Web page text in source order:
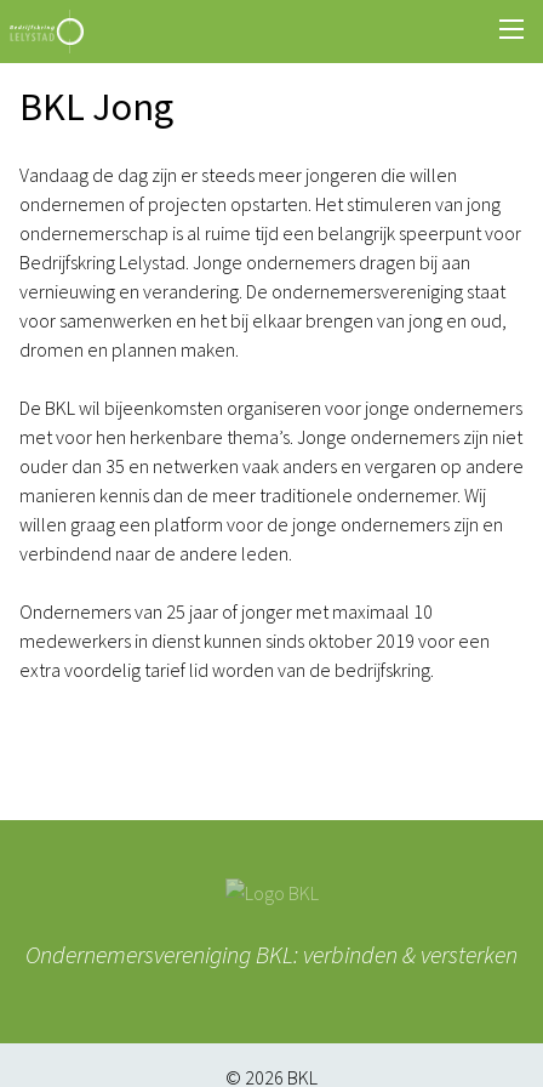
BKL Jong
Vandaag de dag zijn er steeds meer jongeren die willen
ondernemen of projecten opstarten. Het stimuleren van jong
ondernemerschap is al ruime tijd een belangrijk speerpunt voor
Bedrijfskring Lelystad. Jonge ondernemers dragen bij aan
vernieuwing en verandering. De ondernemersvereniging staat
voor samenwerken en het bij elkaar brengen van jong en oud,
dromen en plannen maken.
De BKL wil bijeenkomsten organiseren voor jonge ondernemers
met voor hen herkenbare thema’s. Jonge ondernemers zijn niet
ouder dan 35 en netwerken vaak anders en vergaren op andere
manieren kennis dan de meer traditionele ondernemer. Wij
willen graag een platform voor de jonge ondernemers zijn en
verbindend naar de andere leden.
Ondernemers van 25 jaar of jonger met maximaal 10
medewerkers in dienst kunnen sinds oktober 2019 voor een
extra voordelig tarief lid worden van de bedrijfskring.
Ondernemersvereniging BKL: verbinden & versterken
© 2026 BKL